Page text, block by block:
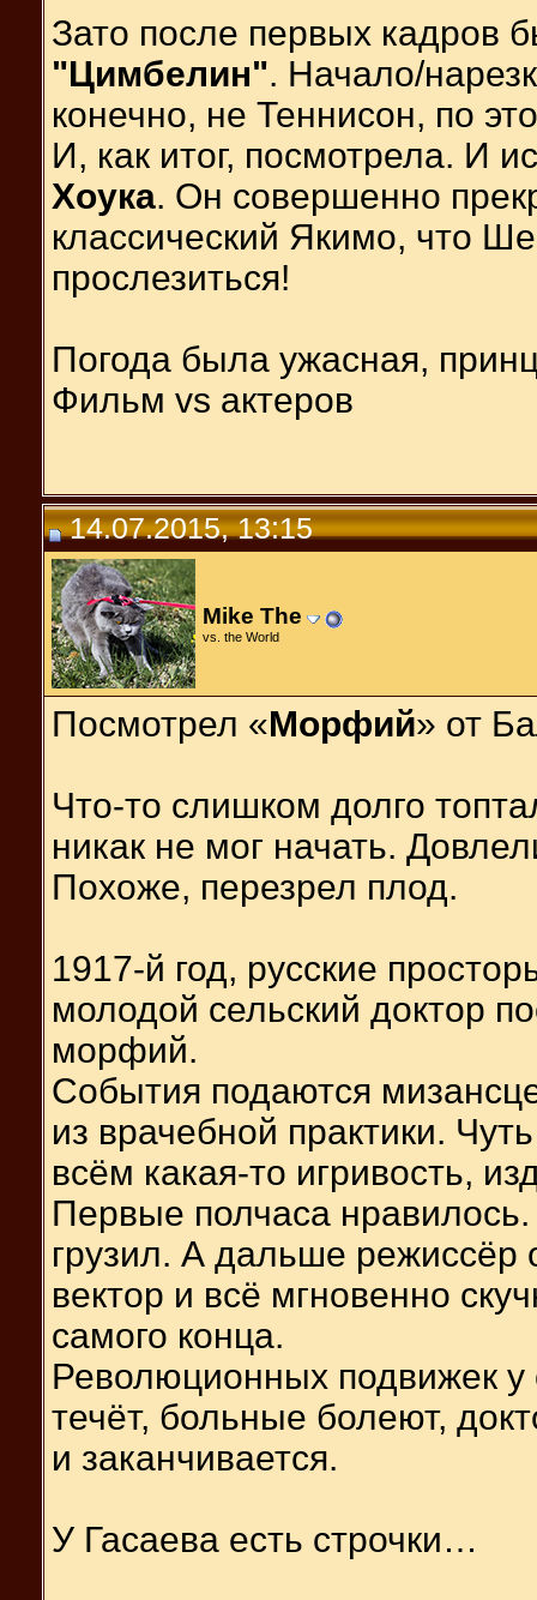
Зато после первых кадров
"Цимбелин". Начало/
конечно, не Теннисон, по
И, как итог, посмотрела. И
Хоука. Он совершенно
классический Якимо, что
прослезиться!
Погода была ужасная,
Фильм vs актеров
14.07.2015, 13:15
Mike The
vs. the World
Посмотрел «Морфий» от
Что-то слишком долго
никак не мог начать.
Похоже, перезрел плод.
1917-й год, русские
молодой сельский доктор
морфий.
События подаются
из врачебной практики.
всём какая-то игривость,
Первые полчаса
грузил. А дальше режиссёр
вектор и всё мгновенно
самого конца.
Революционных подвижек
течёт, больные болеют,
и заканчивается.
У Гасаева есть строчки…